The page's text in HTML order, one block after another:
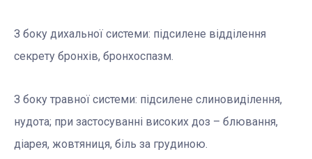
З боку дихальної системи: підсилене відділення
секрету бронхів, бронхоспазм.
З боку травної системи: підсилене слиновиділення,
нудота; при застосуванні високих доз – блювання,
діарея, жовтяниця, біль за грудиною.